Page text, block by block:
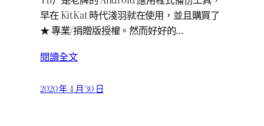
早在 KitKat 時代淺羽就在使用，並且購買了
★ 專業/捐贈版授權。然而好好的…
閱讀全文
2020 年 4 月 30 日